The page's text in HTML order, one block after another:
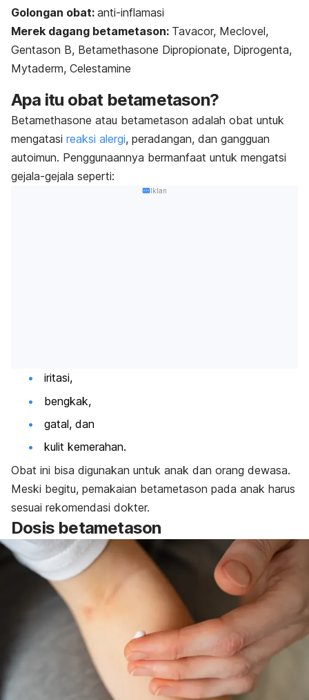
Golongan obat: anti-inflamasi
Merek dagang betametason: Tavacor, Meclovel,
Gentason B, Betamethasone Dipropionate, Diprogenta,
Mytaderm, Celestamine
Apa itu obat betametason?
Betamethasone atau betametason adalah obat untuk
mengatasi reaksi alergi, peradangan, dan gangguan
autoimun. Penggunaannya bermanfaat untuk mengatsi
gejala-gejala seperti:
Iklan
iritasi,
bengkak,
gatal, dan
kulit kemerahan.
Obat ini bisa digunakan untuk anak dan orang dewasa.
Meski begitu, pemakaian betametason pada anak harus
sesuai rekomendasi dokter.
Dosis betametason